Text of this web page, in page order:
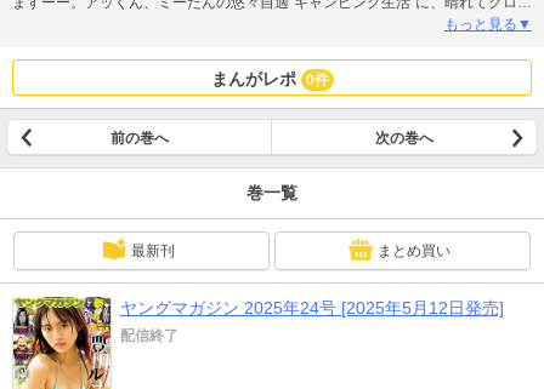
ゃんも大合流♪ 一方、オクトパスにてタコちゃんと“同棲中”のヨウコは、何やら
御礼巻中カラー！ エクレア、こんどは廃墟をパトロール中に・・・・？ 小悪魔
婦警は見た！〈巻中カラー〉おりお無『ちゃんと呪ってイチコちゃん』単行本
発売直前巻中カラー！！ 玉緒とイチコちゃんが殺人事件に巻き込まれてけっこ
うピンチに！？ 色んな意味で怖い人形ホラーコメディ♪ 〈表紙＆巻頭グラビ
ア〉榎原依那 ニュー・グラビア女王と行く北海道！ 初めての温泉ロケでしっと
登場☆大人な杏仁をおとどけ！〈巻末グラビア〉奥村桃夏 フロム京都の純真美
少女まぶしすぎる初グラビア！
もっと見る▼
まんがレポ 0件
前の巻へ 次の巻へ
巻一覧
最新刊 まとめ買い
ヤングマガジン 2025年24号 [2025年5月12日発売]
配信終了